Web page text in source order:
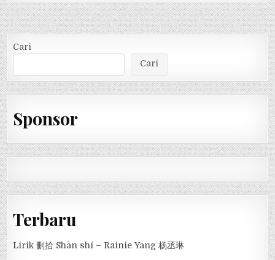
Cari
Cari
Sponsor
Terbaru
Lirik 刪拾 Shān shí – Rainie Yang 杨丞琳